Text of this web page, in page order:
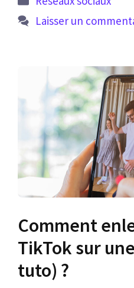
Laisser un
Comment
TikTok sur
tuto) ?